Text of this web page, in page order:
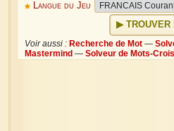
Langue du Jeu
TROUVER
Voir aussi : Recherche de Mot —
Mastermind —Solveur de Mots-